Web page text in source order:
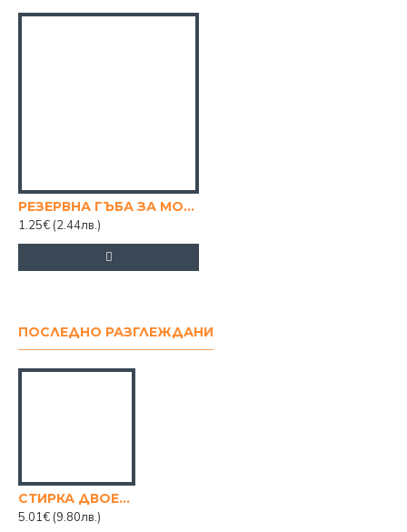
РЕЗЕРВНА ГЪБА ЗА МОП УНИВЕРСАЛ
1.25€ (2.44лв.)
ПОСЛЕДНО РАЗГЛЕЖДАНИ
СТИРКА ДВОЕН ВАЛЯК С ДУНАПРЕН
5.01€ (9.80лв.)